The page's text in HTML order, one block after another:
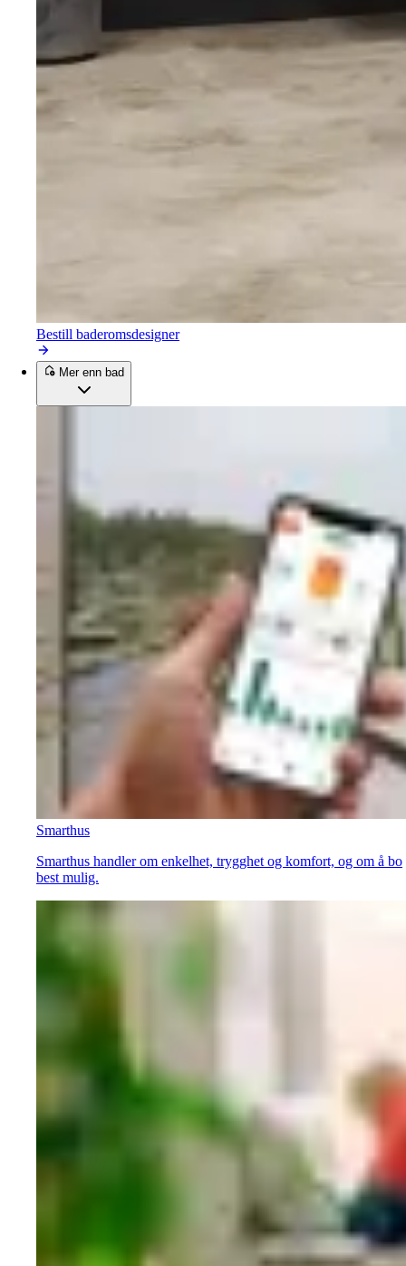
Bestill baderomsdesigner
Mer enn bad
Smarthus
Smarthus handler om enkelhet, trygghet og komfort, og om å bo
best mulig.